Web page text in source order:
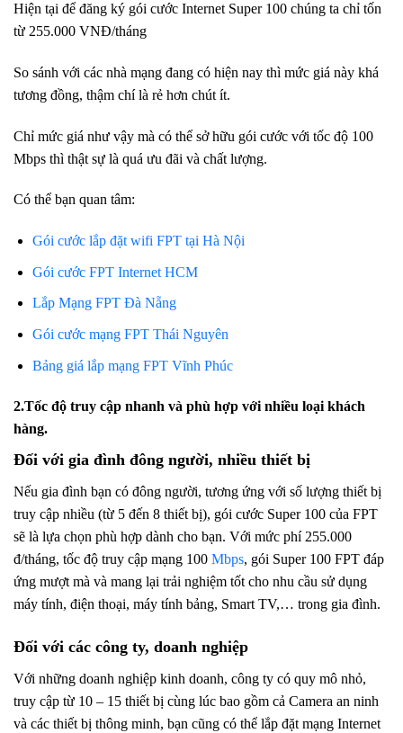
Hiện tại để đăng ký gói cước Internet Super 100 chúng ta chỉ tốn
từ 255.000 VNĐ/tháng
So sánh với các nhà mạng đang có hiện nay thì mức giá này khá
tương đồng, thậm chí là rẻ hơn chút ít.
Chỉ mức giá như vậy mà có thể sở hữu gói cước với tốc độ 100
Mbps thì thật sự là quá ưu đãi và chất lượng.
Có thể bạn quan tâm:
Gói cước lắp đặt wifi FPT tại Hà Nội
Gói cước FPT Internet HCM
Lắp Mạng FPT Đà Nẵng
Gói cước mạng FPT Thái Nguyên
Bảng giá lắp mạng FPT Vĩnh Phúc
2.Tốc độ truy cập nhanh và phù hợp với nhiều loại khách
hàng.
Đối với gia đình đông người, nhiều thiết bị
Nếu gia đình bạn có đông người, tương ứng với số lượng thiết bị
truy cập nhiều (từ 5 đến 8 thiết bị), gói cước Super 100 của FPT
sẽ là lựa chọn phù hợp dành cho bạn. Với mức phí 255.000
đ/tháng, tốc độ truy cập mạng 100 Mbps, gói Super 100 FPT đáp
ứng mượt mà và mang lại trải nghiệm tốt cho nhu cầu sử dụng
máy tính, điện thoại, máy tính bảng, Smart TV,… trong gia đình.
Đối với các công ty, doanh nghiệp
Với những doanh nghiệp kinh doanh, công ty có quy mô nhỏ,
truy cập từ 10 – 15 thiết bị cùng lúc bao gồm cả Camera an ninh
và các thiết bị thông minh, bạn cũng có thể lắp đặt mạng Internet